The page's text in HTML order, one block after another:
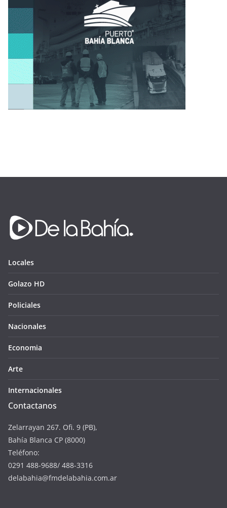
Locales
Golazo HD
Policiales
Nacionales
Economia
Arte
Internacionales
Contactanos
Zelarrayan 267. Ofi. 9 (PB),
Bahía Blanca CP (8000)
Teléfono:
0291 488-9688/ 488-3316
delabahia@fmdelabahia.com.ar